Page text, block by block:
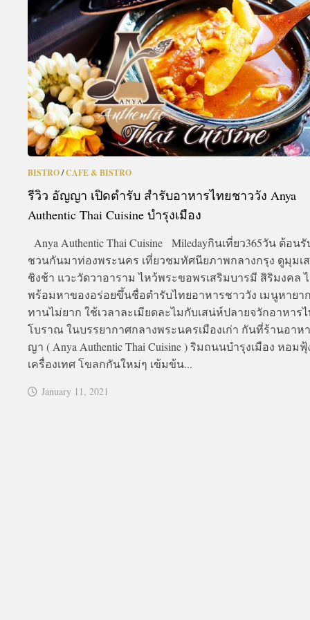
&
BISTRO/CAFE & BISTRO
รีวิว อัญญา เปิดตำรับ สำรับอาหารไทยชาววัง Anya
Authentic Thai Cuisine บำรุงเมือง
Anya Authentic Thai Cuisine Miledayกินเที่ยว365วัน ต้อน
ชวนกันมาท่องพระนคร เที่ยวชมทัศนียภาพกลางกรุง ดูมุมเ
ชิงช้า แวะวัดวาอาราม ไหว้พระขอพรเสริมบารมี สิริมงคล
พร้อมหาของอร่อยขึ้นชื่อตำรับไทยอาหารชาววัง เมนูหายา
ทานไม่ยาก ใช้เวลาละเมียดละไมกับเสน่ห์ปลายจวักอาหาร
โบราณ ในบรรยากาศกลางพระนครเมืองเก่า กันที่ร้านอาห
ญา ( Anya Authentic Thai Cuisine ) ริมถนนบำรุงเมือง หอม
เครื่องเทศ โขลกกันใหม่ๆ เข้มข้น...
January 11, 2021